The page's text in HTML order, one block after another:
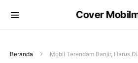
Cover
Beranda Mobil Terendam Banjir, Harus